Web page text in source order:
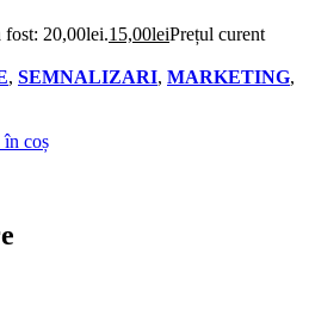
20,00lei.15,00leiPrețul curent
, SEMNALIZARI, MARKETING,
în coș